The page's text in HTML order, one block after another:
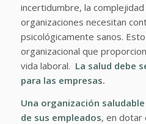
incertidumbre, la
organizaciones necesitan
psicológicamente sanos.
organizacional que
vida laboral. La salud debe
para las empresas.
Una organización
de sus empleados, en dotar